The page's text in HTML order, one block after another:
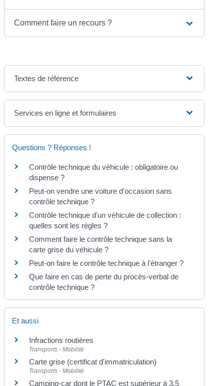
Comment faire un recours ?
Textes de référence
Services en ligne et formulaires
Questions ? Réponses !
Contrôle technique du véhicule : obligatoire ou
dispense ?
Peut-on vendre une voiture d'occasion sans
contrôle technique ?
Contrôle technique d'un véhicule de collection :
quelles sont les règles ?
Comment faire le contrôle technique sans la
carte grise du véhicule ?
Peut-on faire le contrôle technique à l'étranger ?
Que faire en cas de perte du procès-verbal de
contrôle technique ?
Et aussi
Infractions routières
Transports - Mobilité
Carte grise (certificat d'immatriculation)
Transports - Mobilité
Camping-car dont le PTAC est supérieur à 3,5